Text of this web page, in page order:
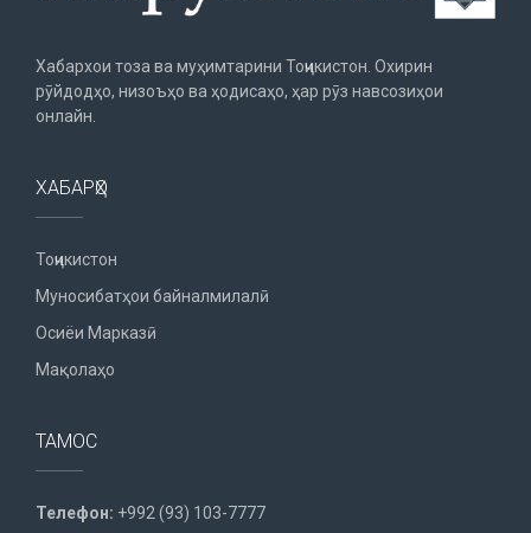
Хабархои тоза ва муҳимтарини Тоҷикистон. Охирин
рӯйдодҳо, низоъҳо ва ҳодисаҳо, ҳар рӯз навсозиҳои
онлайн.
ХАБАРҲО
Тоҷикистон
Муносибатҳои байналмилалӣ
Осиёи Марказӣ
Мақолаҳо
ТАМОС
Телефон: +992 (93) 103-7777